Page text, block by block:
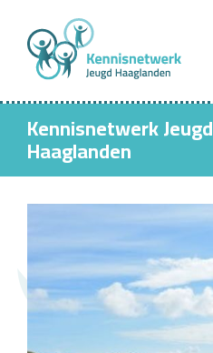
Kennisnetwerk Jeugd
Haaglanden